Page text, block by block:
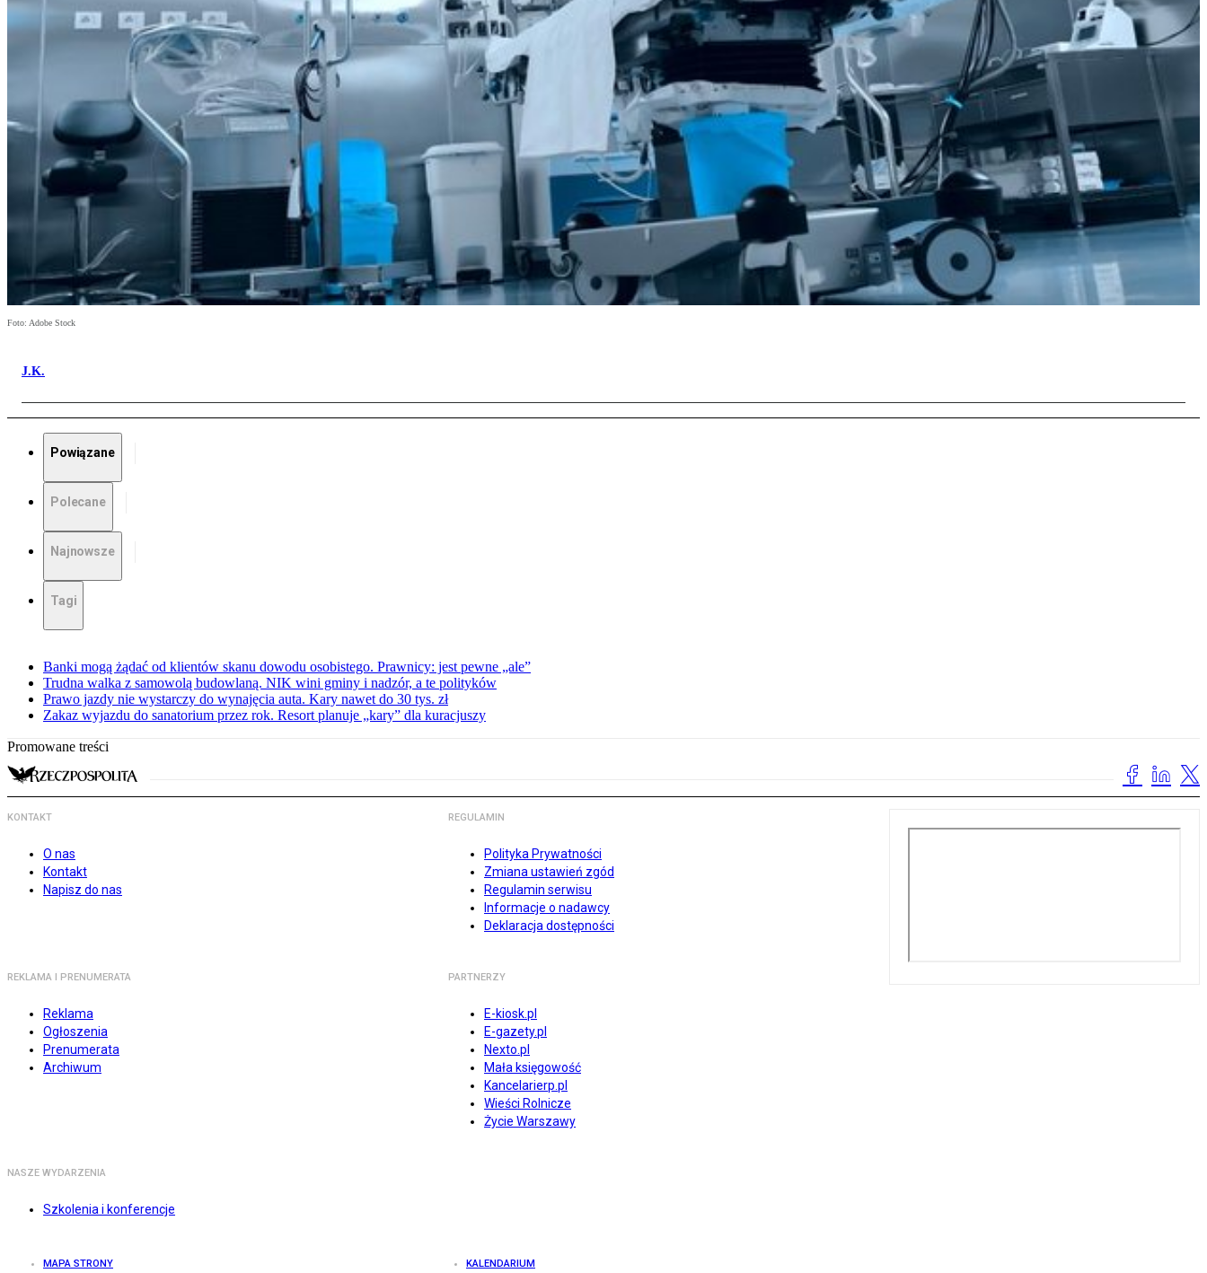
Foto: Adobe Stock
J.K.
Powiązane
Polecane
Najnowsze
Tagi
Banki mogą żądać od klientów skanu dowodu osobistego. Prawnicy: jest pewne „ale”
Trudna walka z samowolą budowlaną. NIK wini gminy i nadzór, a te polityków
Prawo jazdy nie wystarczy do wynajęcia auta. Kary nawet do 30 tys. zł
Zakaz wyjazdu do sanatorium przez rok. Resort planuje „kary” dla kuracjuszy
Promowane treści
KONTAKT
O nas
Kontakt
Napisz do nas
REGULAMIN
Polityka Prywatności
Zmiana ustawień zgód
Regulamin serwisu
Informacje o nadawcy
Deklaracja dostępności
REKLAMA I PRENUMERATA
Reklama
Ogłoszenia
Prenumerata
Archiwum
PARTNERZY
E-kiosk.pl
E-gazety.pl
Nexto.pl
Mała księgowość
Kancelarierp.pl
Wieści Rolnicze
Życie Warszawy
NASZE WYDARZENIA
Szkolenia i konferencje
MAPA STRONY KALENDARIUM